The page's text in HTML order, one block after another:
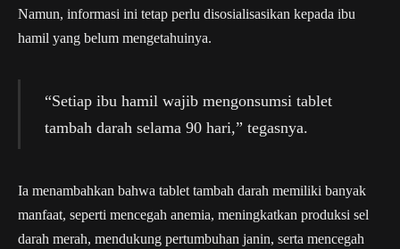
Namun, informasi ini tetap perlu disosialisasikan kepada ibu
hamil yang belum mengetahuinya.
“Setiap ibu hamil wajib mengonsumsi tablet
tambah darah selama 90 hari,” tegasnya.
Ia menambahkan bahwa tablet tambah darah memiliki banyak
manfaat, seperti mencegah anemia, meningkatkan produksi sel
darah merah, mendukung pertumbuhan janin, serta mencegah